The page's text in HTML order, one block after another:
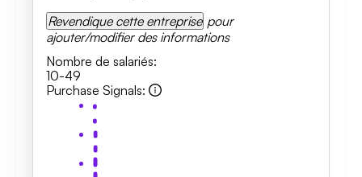
Revendique cette entreprise pour
ajouter/modifier des informations
Nombre de salariés:
10-49
Purchase Signals: